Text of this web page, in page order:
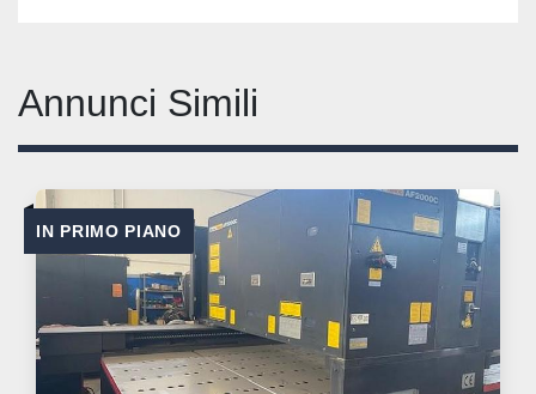
Annunci Simili
IN PRIMO PIANO